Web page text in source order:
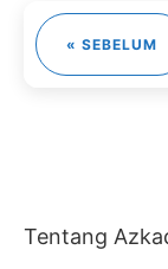
« SEBELUM
Tentang